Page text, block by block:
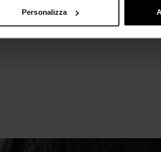
Personalizza